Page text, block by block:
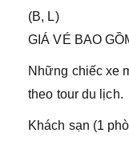
(B, L)
GIÁ VÉ BAO
Những chiếc xe
theo tour du lịch.
Khách sạn (1